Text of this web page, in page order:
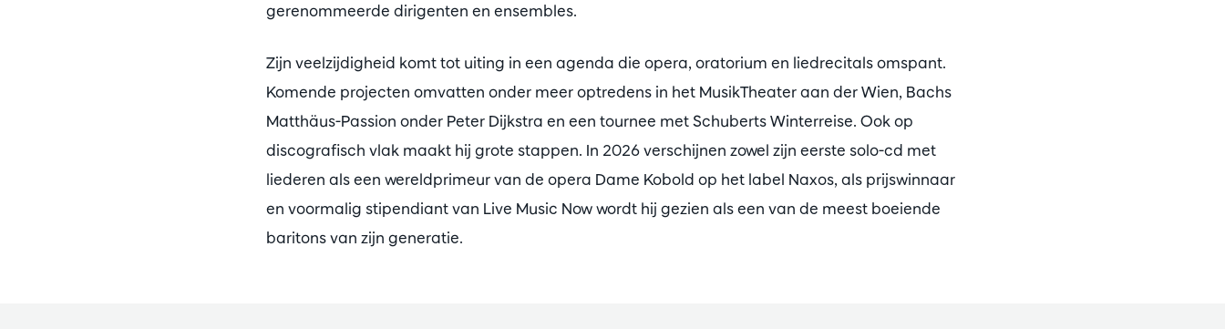
gerenommeerde dirigenten en ensembles.
Zijn veelzijdigheid komt tot uiting in een agenda die opera, oratorium en liedrecitals omspant.
Komende projecten omvatten onder meer optredens in het MusikTheater aan der Wien, Bachs
Matthäus-Passion onder Peter Dijkstra en een tournee met Schuberts Winterreise. Ook op
discografisch vlak maakt hij grote stappen. In 2026 verschijnen zowel zijn eerste solo-cd met
liederen als een wereldprimeur van de opera Dame Kobold op het label Naxos, als prijswinnaar
en voormalig stipendiant van Live Music Now wordt hij gezien als een van de meest boeiende
baritons van zijn generatie.